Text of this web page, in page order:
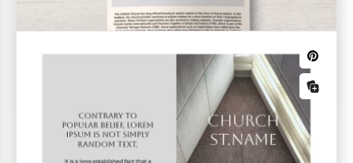
Schöne Kirchenbroschüren
Ihre Kirche erfahren? Oder wollen Sie einfach